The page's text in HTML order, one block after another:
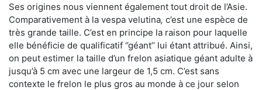
Ses origines nous viennent également tout droit de l’Asie.
Comparativement à la vespa velutina, c’est une espèce de
très grande taille. C’est en principe la raison pour laquelle
elle bénéficie de qualificatif ‘’géant’’ lui étant attribué. Ainsi,
on peut estimer la taille d’un frelon asiatique géant adulte à
jusqu’à 5 cm avec une largeur de 1,5 cm. C’est sans
contexte le frelon le plus gros au monde à ce jour selon